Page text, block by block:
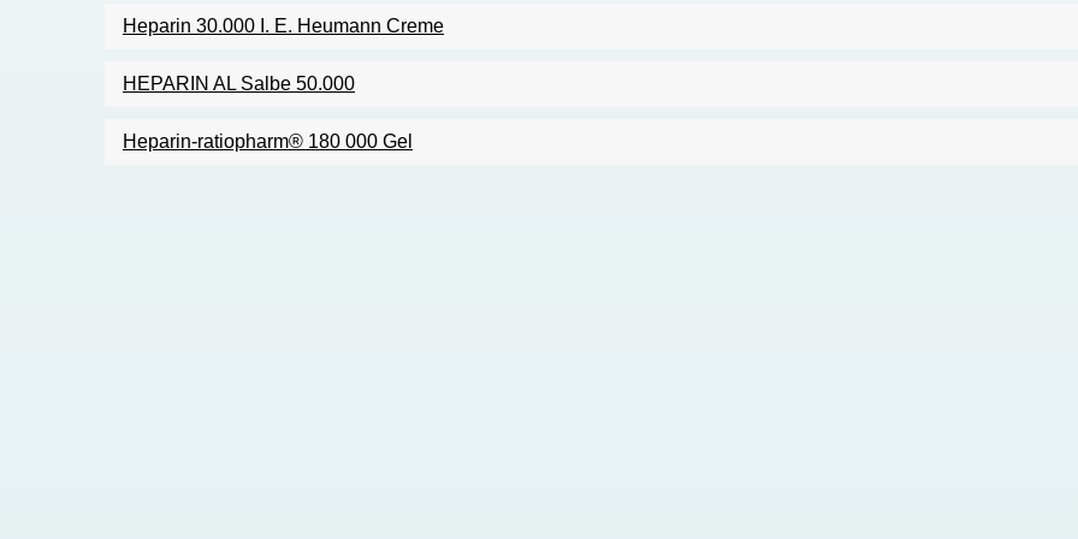
Heparin 30.000 I. E. Heumann Creme
HEPARIN AL Salbe 50.000
Heparin-ratiopharm® 180 000 Gel